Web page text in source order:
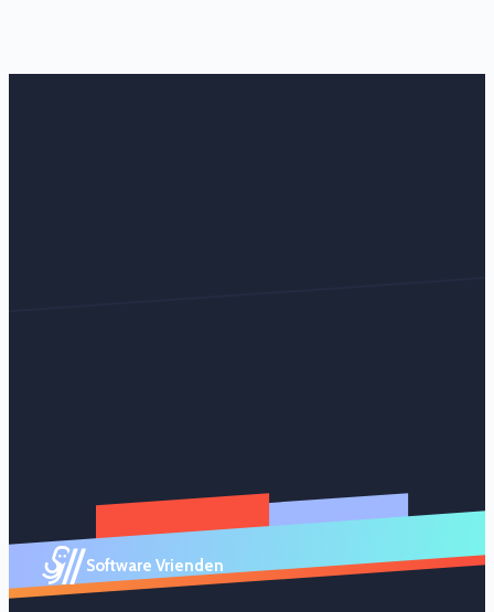
Software Vrienden